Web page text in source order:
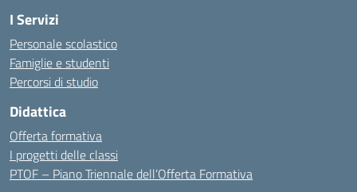
I Servizi
Personale scolastico
Famiglie e studenti
Percorsi di studio
Didattica
Offerta formativa
I progetti delle classi
PTOF – Piano Triennale dell’Offerta Formativa